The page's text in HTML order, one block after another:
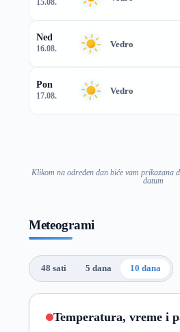
15.08.
Ned
16.08. Vedro
Pon
17.08. Vedro
Klikom na određen dan biće vam prikazana
datum
Meteogrami
48 sati 5 dana 10 dana
Temperatura, vreme i